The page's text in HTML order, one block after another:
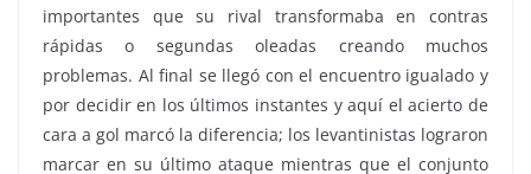
importantes que su rival transformaba en contras
rápidas o segundas oleadas creando muchos
problemas. Al final se llegó con el encuentro igualado y
por decidir en los últimos instantes y aquí el acierto de
cara a gol marcó la diferencia; los levantinistas lograron
marcar en su último ataque mientras que el conjunto